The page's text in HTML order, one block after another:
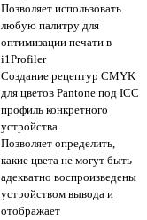
Позволяет использовать
любую палитру для
оптимизации печати в
i1Profiler
Создание рецептур CMYK
для цветов Pantone под ICC
профиль конкретного
устройства
Позволяет определить,
какие цвета не могут быть
адекватно воспроизведены
устройством вывода и
отображает